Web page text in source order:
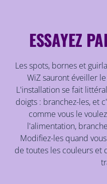
ESSAYEZ
Les spots, bornes et
WiZ sauront éveiller
L'installation se fait
doigts : branchez-les, et
comme vous le
l'alimentation,
Modifiez-les quand
de toutes les couleurs et